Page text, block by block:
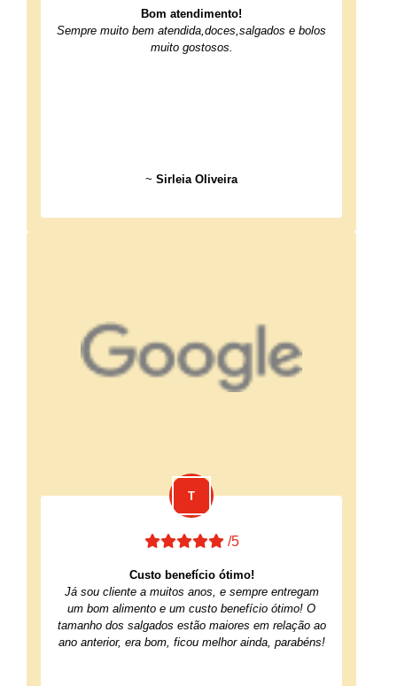
Bom atendimento!
Sempre muito bem atendida,doces,salgados e bolos
muito gostosos.
~ Sirleia Oliveira
/5
Custo benefício ótimo!
Já sou cliente a muitos anos, e sempre entregam
um bom alimento e um custo benefício ótimo! O
tamanho dos salgados estão maiores em relação ao
ano anterior, era bom, ficou melhor ainda, parabéns!